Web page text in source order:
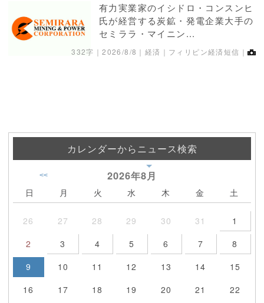
有力実業家のイシドロ・コンスンヒ
氏が経営する炭鉱・発電企業大手の
セミララ・マイニン...
332字｜2026/8/8 ｜経済｜フィリピン経済短信｜
カレンダーからニュース検索
2026年8月
<<
日 月 火 水 木 金 土
26 27 28 29 30 31
1
2
3 4 5 6 7
8
9
10 11 12 13 14
15
16
17 18 19 20 21
22